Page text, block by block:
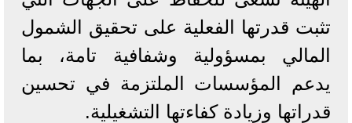
تثبت قدرتها الفعلية على تحقيق الشمول
المالي بمسؤولية وشفافية تامة، بما
يدعم المؤسسات الملتزمة في تحسين
قدراتها وزيادة كفاءتها التشغيلية.